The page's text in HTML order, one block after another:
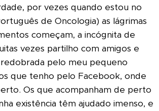
por vezes quando estou no
de Oncologia) as lágrimas
começam, a incógnita de
vezes partilho com amigos e
pelo meu pequeno
que tenho pelo Facebook, onde
Os que acompanham de perto
existência têm ajudado imenso, e